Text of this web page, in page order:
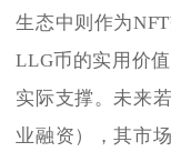
生态中则作为
LLG币的实用价
实际支撑。未来
业融资），其市